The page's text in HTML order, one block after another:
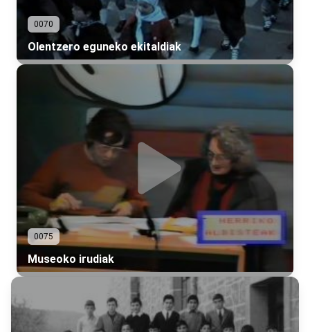
0070
Olentzero eguneko ekitaldiak
0075
Museoko irudiak